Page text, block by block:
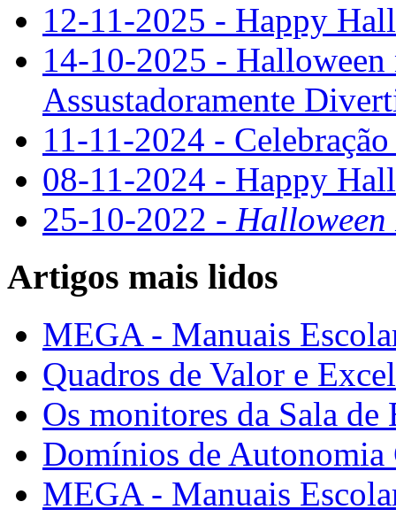
12-11-2025 - Happy
14-10-2025 - Halloween
Assustadoramente
11-11-2024 -
08-11-2024 - Happy
25-10-2022 -
Artigos mais lidos
MEGA - Manuais
Quadros de Valor e
Os monitores da Sala de
Domínios de Autonomia
MEGA - Manuais